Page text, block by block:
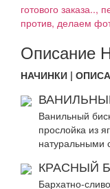
готового заказа..,
против, делаем
Описание
НАЧИНКИ |
Ванильный
прослойка из
натуральными
КРАСНЫЙ
Бархатно-